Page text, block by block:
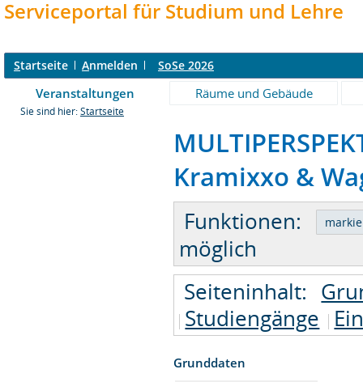
Serviceportal für Studium und Lehre
Startseite Anmelden SoSe 2026
Veranstaltungen Räume und Gebäude
Sie sind hier: Startseite
Kramixxo &
Funktionen:
möglich
Seiteninhalt:
Studiengänge
Grunddaten